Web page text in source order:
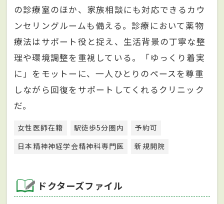
の診療室のほか、家族相談にも対応できるカウ
ンセリングルームも備える。診療において薬物
療法はサポート役と捉え、生活背景の丁寧な整
理や環境調整を重視している。「ゆっくり着実
に」をモットーに、一人ひとりのペースを尊重
しながら回復をサポートしてくれるクリニック
だ。
女性医師在籍 駅徒歩5分圏内
予約可
日本精神神経学会精神科専門医
新規開院
ドクターズファイル